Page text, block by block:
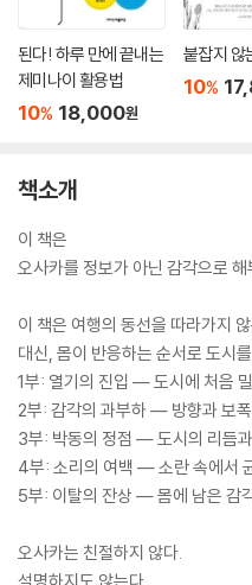
된다! 하루 만에 끝내는
제미나이 활용법
10% 18,000원
붙잡지 않
10%
책소개
이 책은
오사카를 정보가 아닌 감각으로
이 책은 여행의 동선을 따라가지
대신, 몸이 반응하는 순서로 도시
1부: 열기의 진입 — 도시에 처음
2부: 감각의 과부하 — 방향과 보
3부: 박동의 정점 — 도시의 리듬
4부: 소리의 여백 — 소란 속에서
5부: 이탈의 잔상 — 몸에 남은 감
오사카는 친절하지 않다.